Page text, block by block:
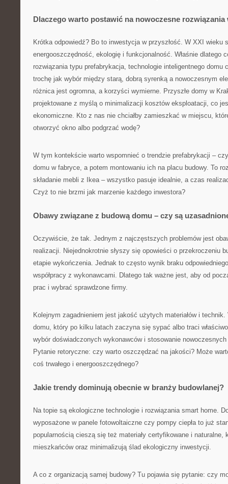
Dlaczego warto postawić na nowoczesne
Krótka odpowiedź? Bo to inwestycja w przyszłość. W XXI wieku
energooszczędność, ekologię i funkcjonalność. Właśnie dlatego
rozwiązania typu prefabrykacja, technologie inteligentnego domu
trochę jak wybór między starą, dobrą syrenką a nowoczesnym
różnica jest ogromna, a korzyści wymierne. Przyszłe domy w
projektowane z myślą o minimalizacji kosztów eksploatacji, co
ekonomiczne. Kto z nas nie chciałby zamieszkać w miejscu,
otworzyć okno albo podgrzać wodę?
W tym kontekście warto wspomnieć o trendzie prefabrykacji –
domu w fabryce, a potem montowaniu ich na placu budowy. To
składanie mebli z Ikea – wszystko pasuje idealnie, a czas
Czyż to nie brzmi jak marzenie każdego inwestora?
Obawy związane z budową domu – czy są
Oczywiście, że tak. Jednym z najczęstszych problemów jest
realizacji. Niejednokrotnie słyszy się opowieści o przekroczeniu
etapie wykończenia. Jednak to często wynik braku
współpracy z wykonawcami. Dlatego tak ważne jest, aby od
prac i wybrać sprawdzone firmy.
Kolejnym zagadnieniem jest jakość użytych materiałów i
domu, który po kilku latach zaczyna się sypać albo traci
wybór doświadczonych wykonawców i stosowanie
Pytanie retoryczne: czy warto oszczędzać na jakości? Może
coś trwałego i energooszczędnego?
Jakie trendy dominują obecnie w branży budowlanej?
Na topie są ekologiczne technologie i rozwiązania smart home.
wyposażone w panele fotowoltaiczne czy pompy ciepła to już
popularnością cieszą się też materiały certyfikowane i naturalne,
mieszkańców oraz minimalizują ślad ekologiczny inwestycji.
A co z organizacją samej budowy? Tu pojawia się pytanie: czy